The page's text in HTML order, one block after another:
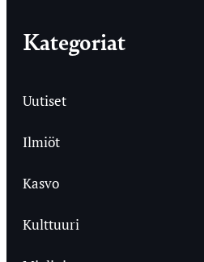
Kategoriat
Uutiset
Ilmiöt
Kasvo
Kulttuuri